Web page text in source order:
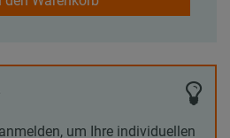
um Ihre individuellen